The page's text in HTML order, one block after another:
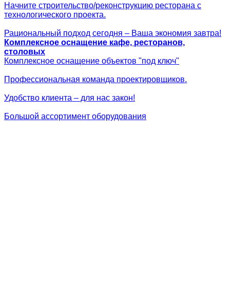
Начните строительство/реконструкцию ресторана с
технологического проекта.
Рациональный подход сегодня – Ваша экономия завтра!
Комплексное оснащение кафе, ресторанов,
столовых
Комплексное оснащение объектов "под ключ"
Профессиональная команда проектировщиков.
Удобство клиента – для нас закон!
Большой ассортимент оборудования